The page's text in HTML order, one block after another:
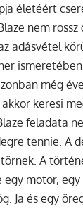
életéért
nem rossz
adásvétel
még
keresi
feladata
tennie. A
A
motor, egy
Ja és egy